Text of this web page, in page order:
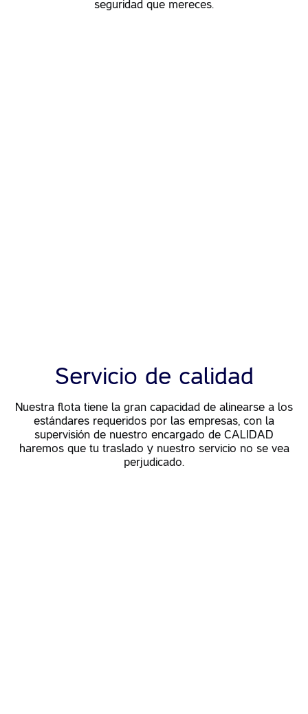
seguridad que mereces.
Servicio de calidad
Nuestra flota tiene la gran capacidad de alinearse a los
estándares requeridos por las empresas, con la
supervisión de nuestro encargado de CALIDAD
haremos que tutraslado y nuestro servicio no se vea
perjudicado.